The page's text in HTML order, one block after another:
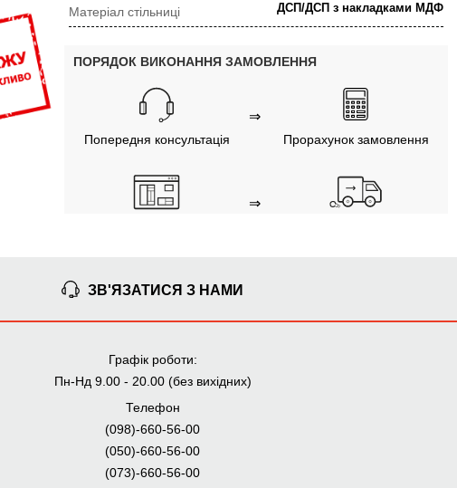
Матеріал стільниці ДСП/ДСП з накладками МДФ
ПОРЯДОК ВИКОНАННЯ ЗАМОВЛЕННЯ
Попередня консультація
⇒
Прорахунок замовлення
⇒
меблів.
BRWMANIA.COM.UA
МЕБЛІ НА БУДЬ ЯКИЙ
СМАК
РЕШТУ ПРИ
ОТРИМАННІ
ЗВ'ЯЗАТИСЯ З НАМИ
Графік роботи:
Пн-Нд 9.00 - 20.00 (без вихідних)
Телефон
(098)-660-56-00
(050)-660-56-00
(073)-660-56-00